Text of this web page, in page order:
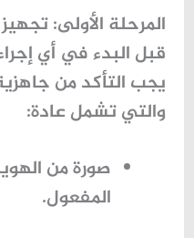
المرحلة الأولى:
قبل البدء في أي
يجب التأكد من
والتي تشمل عادة:
صورة من
المفعول.